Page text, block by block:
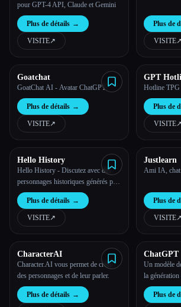
pour GPT-4 API, Claude et Gemini
Plus de détails →
VISITE↗︎
Plus de
VISITE↗︎
Goatchat
GoatChat AI - Avatar ChatGPT
Plus de détails →
VISITE↗︎
GPT
Hotline TPG
Plus de
VISITE↗︎
Hello History
Hello History - Discutez avec des
personnages historiques générés par
l''IA
Plus de détails →
VISITE↗︎
Justlearn
Ami IA, chat
Plus de
VISITE↗︎
CharacterAI
Character.AI vous permet de créer
des personnages et de leur parler.
Plus de détails →
ChatGPT
Un modèle
la
texte
Plus de